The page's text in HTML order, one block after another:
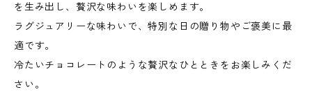
を生み出し、贅沢な味わいを楽しめます。
ラグジュアリーな味わいで、特別な日の贈り物やご褒美に最
適です。
冷たいチョコレートのような贅沢なひとときをお楽しみくだ
さい。